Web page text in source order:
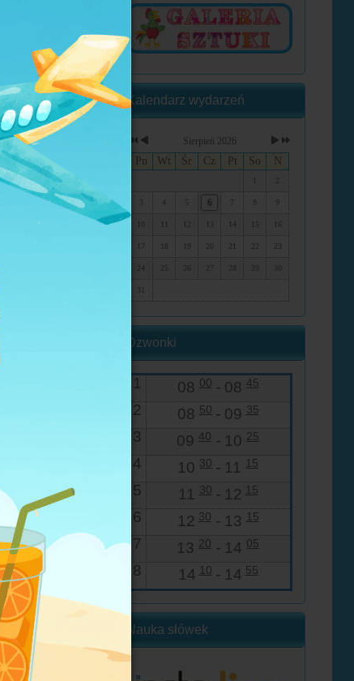
Kalendarz wydarzeń
Sierpień 2026
Pn Wt Śr Cz Pt So N
2
5 6 7
12 15
17 20 21 22 23
24 25 26 27 28 29
Dzwonki
1 08 00 - 08 45
2 08 50 - 09 35
3 0940 - 1025
4 1030 - 1115
5 11 30 - 12 15
6 12 30 - 13 15
7 1320 - 1405
8 14 10 - 14 55
Nauka słówek